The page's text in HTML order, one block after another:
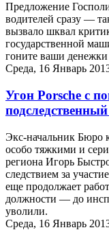
Предложение
водителей сразу —
вызвало шквал
государственной
гоните ваши денежки
Среда, 16 Январь
Угон Porsche с
Экс-начальник Бюро
особо тяжкими и
региона Игорь
следствием за
еще продолжает
должности — до
уволили.
Среда, 16 Январь